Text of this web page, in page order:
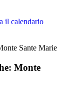
il calendario
Sante Marie
Monte